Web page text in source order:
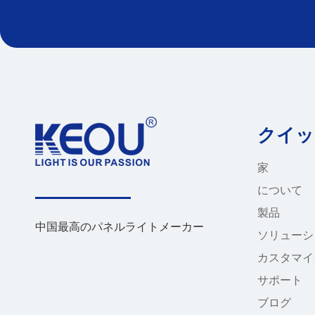
中国最高のパネルライトメーカー
クイ
家
について
製品
ソリュー
カスタマ
サポート
ブログ